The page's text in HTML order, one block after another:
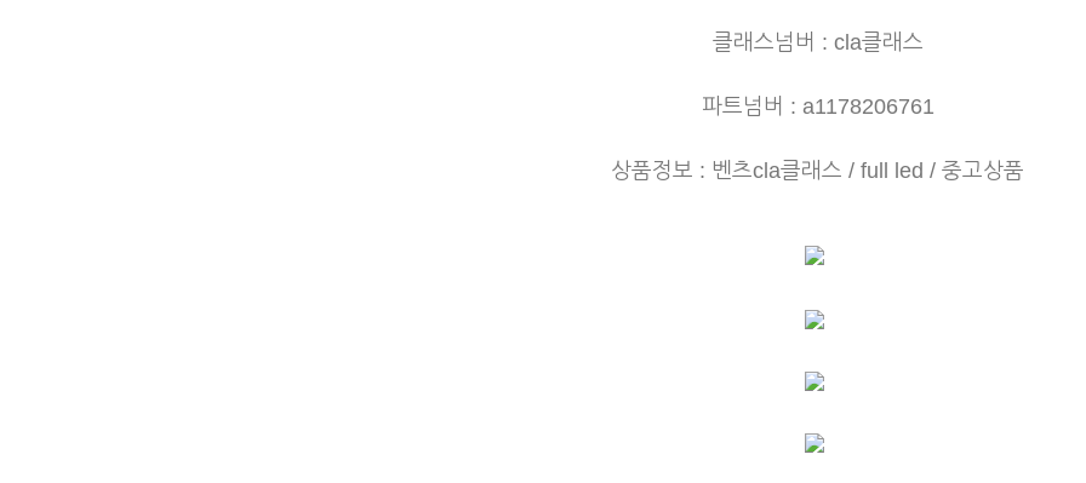
클래스넘버 : cla클래스
파트넘버 : a1178206761
상품정보 : 벤츠cla클래스 / full led / 중고상품